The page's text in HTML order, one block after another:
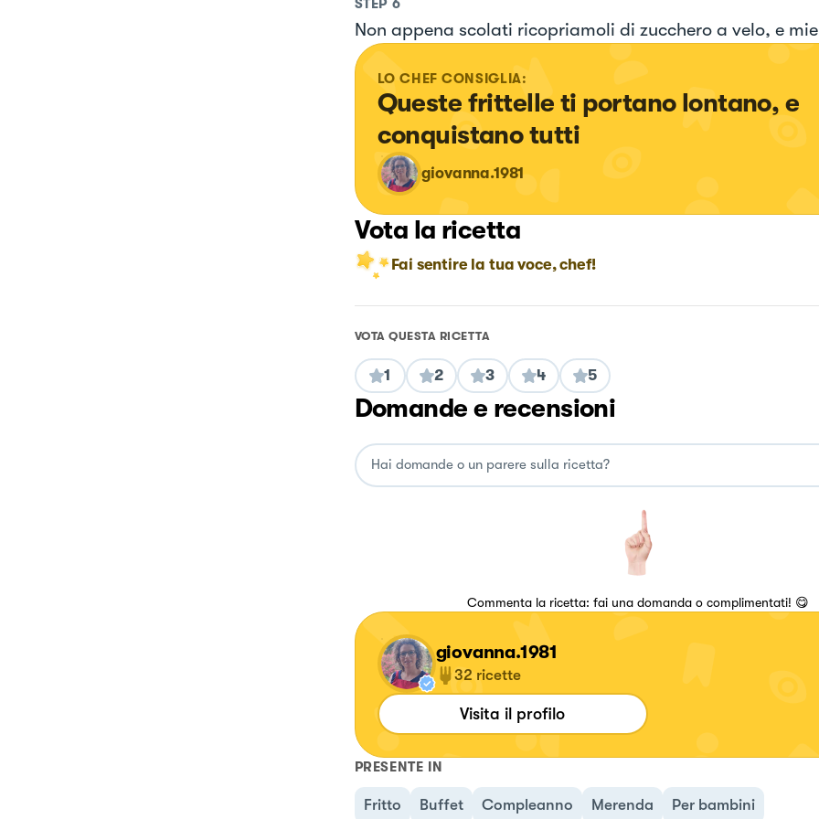
Non appena scolati ricopriamoli di zucchero a velo, e
LO CHEF CONSIGLIA:
Queste frittelle ti portano lontano, e
conquistano tutti
giovanna.1981
Vota la ricetta
Fai sentire la tua voce, chef!
VOTA QUESTA RICETTA
1 2 3 4 5
Domande e recensioni
Commenta la ricetta: fai una domanda o complimentati! 😋
giovanna.1981
32 ricette
Visita il profilo
PRESENTE IN
Fritto Buffet Compleanno Merenda Per bambini